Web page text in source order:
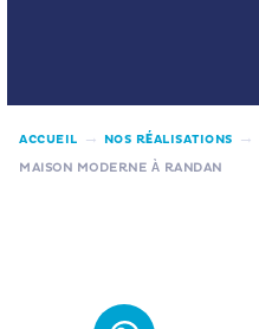
ACCUEIL → NOS RÉALISATIONS →
MAISON MODERNE À RANDAN